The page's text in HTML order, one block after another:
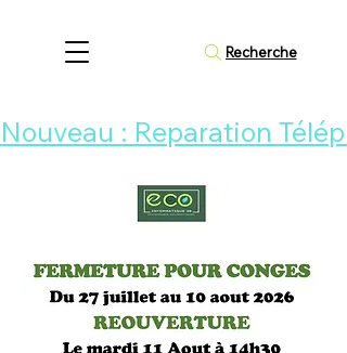
Recherche
Nouveau : Reparation